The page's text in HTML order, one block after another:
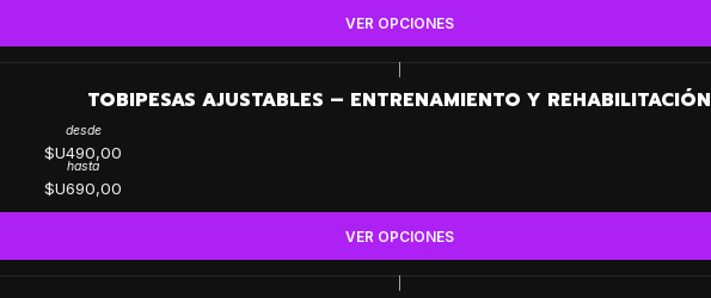
VER OPCIONES
TOBIPESAS AJUSTABLES – ENTRENAMIENTO Y REHABILITACIÓN
desde
$U490,00
hasta
$U690,00
VER OPCIONES